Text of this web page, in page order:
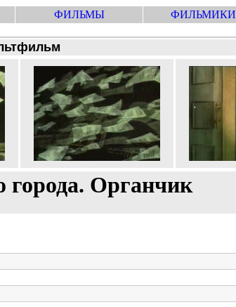
ФИЛЬМЫ ФИЛЬМИКИ
города. Органчик